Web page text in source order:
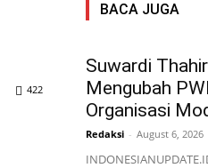
422
BACA JUGA
Suwardi
Mengubah
Organisasi
Redaksi - August 6, 2026